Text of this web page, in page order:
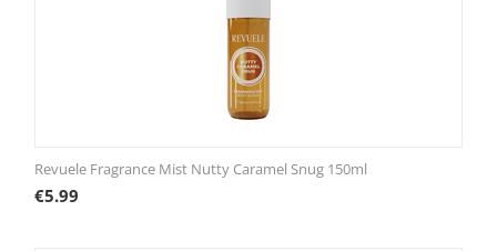
Revuele Fragrance Mist Nutty Caramel Snug 150ml
€5.99